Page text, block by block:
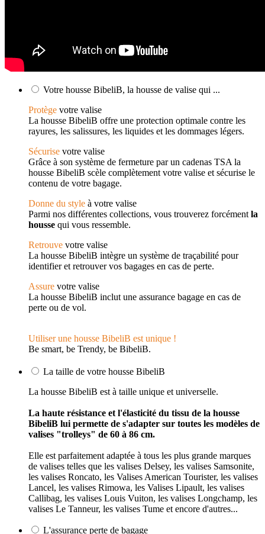
Votre housse BibeliB, la housse de valise qui ...
Protège votre valise
La housse BibeliB offre une protection optimale contre les
rayures, les salissures, les liquides et les dommages légers.
Sécurise votre valise
Grâce à son système de fermeture par un cadenas TSA la
housse BibeliB scèle complètement votre valise et sécurise le
contenu de votre bagage.
Donne du style à votre valise
Parmi nos différentes collections, vous trouverez forcément la
housse qui vous ressemble.
Retrouve votre valise
La housse BibeliB intègre un système de traçabilité pour
identifier et retrouver vos bagages en cas de perte.
Assure votre valise
La housse BibeliB inclut une assurance bagage en cas de
perte ou de vol.
Utiliser une housse BibeliB est unique !
Be smart, be Trendy, be BibeliB.
La taille de votre housse BibeliB
La housse BibeliB est à taille unique et universelle.
La haute résistance et l'élasticité du tissu de la housse
BibeliB lui permette de s'adapter sur toutes les modèles de
valises "trolleys" de 60 à 86 cm.
Elle est parfaitement adaptée à tous les plus grande marques
de valises telles que les valises Delsey, les valises Samsonite,
les valises Roncato, les Valises American Tourister, les valises
Lancel, les valises Rimowa, les Valises Lipault, les valises
Callibag, les valises Louis Vuiton, les valises Longchamp, les
valises Le Tanneur, les valises Tume et encore d'autres...
L'assurance perte de bagage